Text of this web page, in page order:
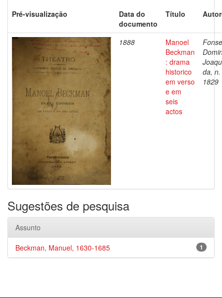
Pré-visualização
Data do
documento
Título
1888
Manoel
Beckman
: drama
historico
em verso
e em
seis
actos
da, n.
1829
Sugestões de pesquisa
Assunto
1
Beckman, Manuel, 1630-1685